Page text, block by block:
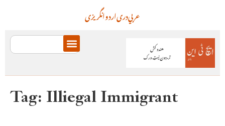
انگریزیاردودریعربي
Tag:Illiegal Immigrant